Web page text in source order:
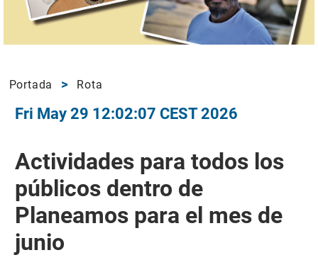
Portada Rota
Fri May 29 12:02:07 CEST 2026
Actividades para todos los
públicos dentro de
Planeamos para el mes de
junio